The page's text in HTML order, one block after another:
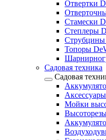
Отвертки
Стамески
Степлеры
Струбцины
Топоры
Садовая техника
Садовая
Мойки